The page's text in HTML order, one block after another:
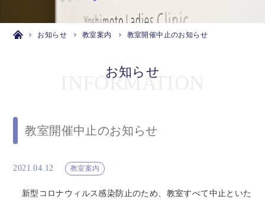
お知らせ 教室案内 教室開催中止のお知らせ
お知らせ
INFORMATION
教室開催中止のお知らせ
2021.04.12 教室案内
新型コロナウィルス感染防止のため、教室すべて中止といた